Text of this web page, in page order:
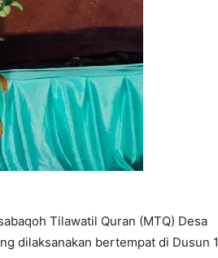
Tilawatil Quran (MTQ) Desa
dilaksanakan bertempat di Dusun 1